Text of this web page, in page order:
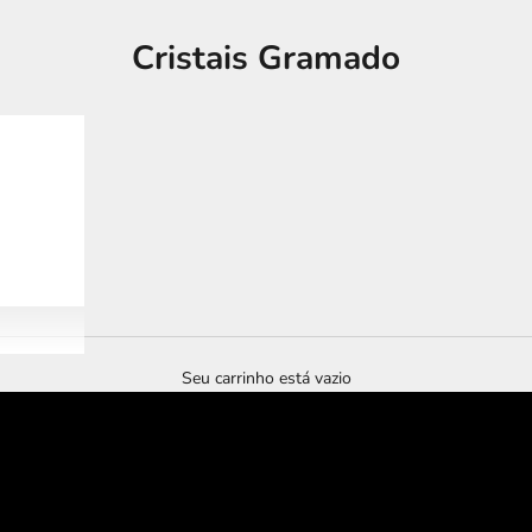
Cristais Gramado
Seu carrinho está vazio
tour imersivo